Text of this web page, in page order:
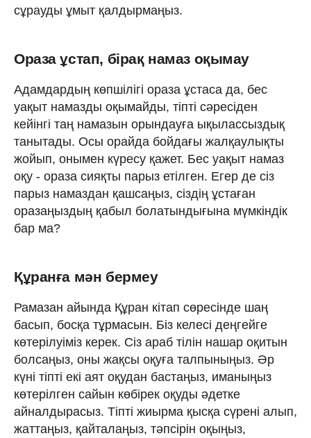
сұрауды ұмыт қалдырмаңыз.
Ораза ұстап, бірақ намаз оқымау
Адамдардың көпшілігі ораза ұстаса да, бес
уақыт намазды оқымайды, тіпті сәресіден
кейінгі таң намазын орындауға ықылассыздық
танытады. Осы орайда бойдағы жалқаулықты
жойып, онымен күресу қажет. Бес уақыт намаз
оқу - ораза сияқты парыз етілген. Егер де сіз
парыз намаздан қашсаңыз, сіздің ұстаған
оразаңыздың қабыл болатындығына мүмкіндік
бар ма?
Құранға мән бермеу
Рамазан айында Құран кітап сөресінде шаң
басып, босқа тұрмасын. Біз келесі деңгейге
көтерілуіміз керек. Сіз араб тілін нашар оқитын
болсаңыз, оны жақсы оқуға талпыныңыз. Әр
күні тіпті екі аят оқудан бастаңыз, иманыңыз
көтерілген сайын көбірек оқуды әдетке
айналдырасыз. Тіпті жиырма қысқа сүрені алып,
жаттаңыз, қайталаңыз, тәпсірін оқыңыз,